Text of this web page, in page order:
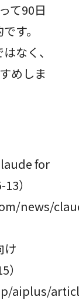
て90日
す。
なく、
めしま
for
）
news/
け
aiplus/